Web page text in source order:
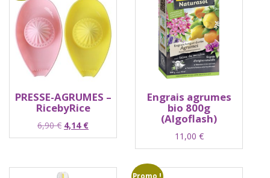
PRESSE-AGRUMES –
RicebyRice
6,90€ Le
prix
6,90 €.
4,14 €Le
prix
Engrais agrumes
bio 800g
(Algoflash)
11,00 €